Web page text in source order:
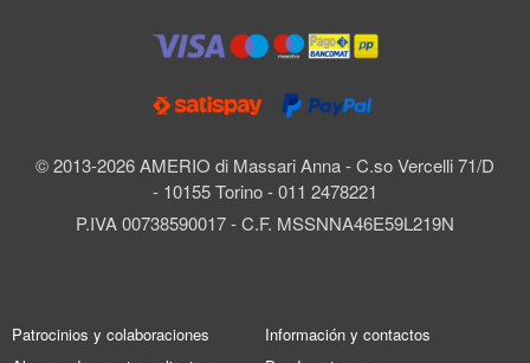
© 2013-2026 AMERIO di Massari Anna - C.so Vercelli 71/D
- 10155 Torino - 011 2478221
P.IVA 00738590017 - C.F. MSSNNA46E59L219N
Patrocinios y colaboraciones
Información y contactos